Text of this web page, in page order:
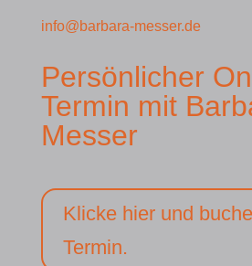
info@barbara-messer.de
Persönlicher
Termin mit
Messer
Klicke hier und
Termin.